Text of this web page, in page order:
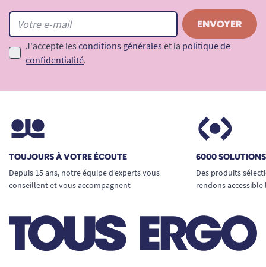
J'accepte les conditions générales et la politique de
confidentialité.
TOUJOURS À VOTRE ÉCOUTE
Depuis 15 ans, notre équipe d’experts vous
conseillent et vous accompagnent
6000
Des produits
rendons